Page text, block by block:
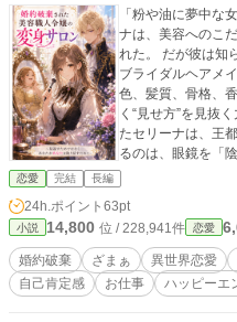
「粉や油に夢中な女など、
ナは、美容へのこ
れた。 だが彼は知らない。 セリーナには、前世で美容部員と
ブライダルヘアメイ
色、髪質、骨格、
く“見せ方”を見抜く力があるこ
たセリーナは、王都
るのは、眼鏡を「
「醜い」と捨てら
い」と否定された辺境伯令嬢。 セリ
見返すための別人にはしない。 眼鏡は
蜂蜜色の優しさに
誇りに。 これは、見返すための変身ではない。 誰かに奪われ
た自分を、鏡の前で取り
は、王太子、王妃
恋愛 完結 長編
24h.ポイント 63pt
小説 14,800 位 / 228,941件 恋愛
婚約破棄 ざまぁ 異世界恋愛
自己肯定感
お仕事 ハッピーエ